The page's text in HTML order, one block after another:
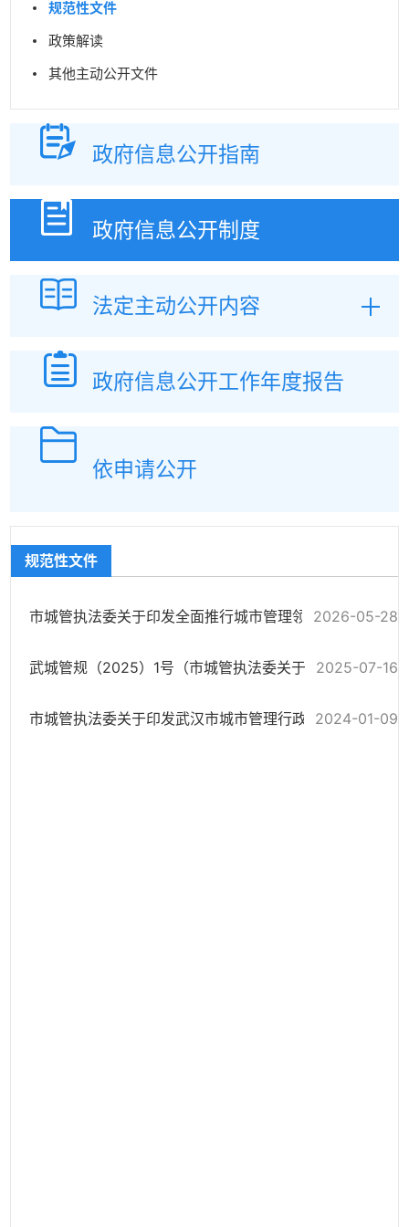
规范性文件
政策解读
其他主动公开文件
政府信息公开指南
政府信息公开制度
法定主动公开内容
政府信息公开工作年度报告
依申请公开
规范性文件
市城管执法委关于印发全面推行城市管理领域涉企行政处罚“三张清单”实...
2026-05-28
武城管规（2025）1号（市城管执法委关于印发《武汉市城市管理执法领域首...
2025-07-16
市城管执法委关于印发武汉市城市管理行政处罚裁量权规定的通知
2024-01-09